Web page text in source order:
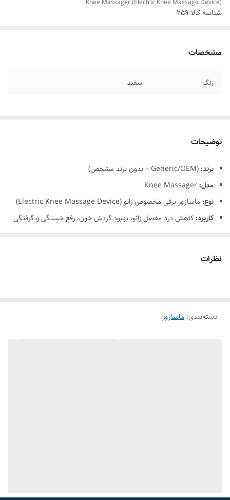
Knee Massager (Electric Knee Massage Device)
شناسه کالا 259
مشخصات
رنگ سفید
توضیحات
برند:(Generic/OEM – بدون برند مشخص)
مدل:
نوع: ماساژور برقی مخصوص زانو (Electric Knee Massage Device)
کاربرد:کاهش درد مفصل زانو، بهبود گردش خون، رفع خستگی و گرفتگی
نظرات
دسته‌بندی: ماساژور